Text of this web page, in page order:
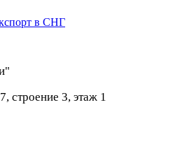
в СНГ
строение 3, этаж 1